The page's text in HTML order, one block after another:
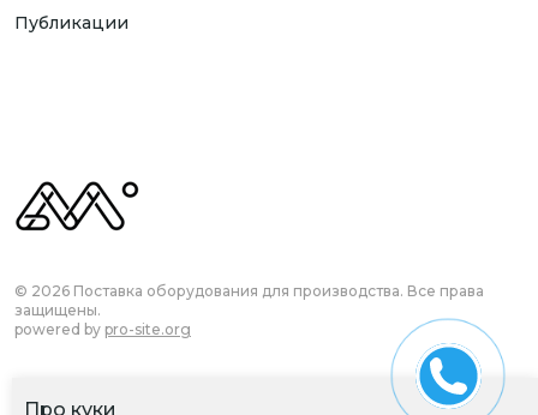
Публикации
© 2026 Поставка оборудования для производства. Все права
защищены.
powered by pro-site.org
Про куки